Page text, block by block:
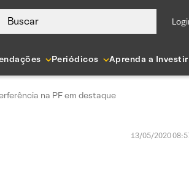
Buscar
Periódicos Aprenda a Investir
na PF em destaque
13/05/2020